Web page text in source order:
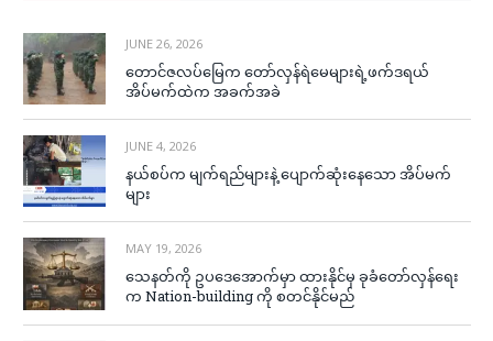
JUNE 26, 2026
တောင်ဇလပ်မြေက တော်လှန်ရဲမေများရဲ့ဖက်ဒရယ်
အိပ်မက်ထဲက အခက်အခဲ
JUNE 4, 2026
နယ်စပ်က မျက်ရည်များနဲ့ ပျောက်ဆုံးနေသော အိပ်မက်
များ
MAY 19, 2026
သေနတ်ကို ဥပဒေအောက်မှာ ထားနိုင်မှ ခုခံတော်လှန်ရေး
က Nation-building ကို စတင်နိုင်မည်